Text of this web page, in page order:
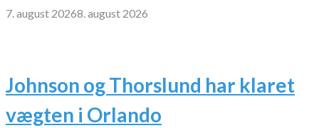
7. august 20268. august 2026
Johnson og Thorslund har klaret
vægten i Orlando